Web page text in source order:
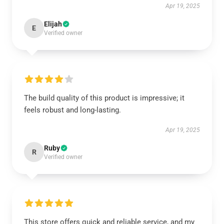
Apr 19, 2025
E Elijah
Verified owner
The build quality of this product is impressive; it
feels robust and long-lasting.
Apr 19, 2025
R Ruby
Verified owner
This store offers quick and reliable service, and my